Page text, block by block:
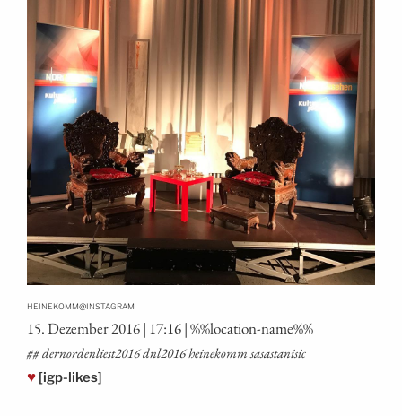
HEINEKOMM@INSTAGRAM
15. Dezem­ber 2016 | 17:16 | %%loca­ti­on-name%%
## dernordenliest2016 dnl2016 hei­ne­komm sasastanisic
♥ [igp-likes]